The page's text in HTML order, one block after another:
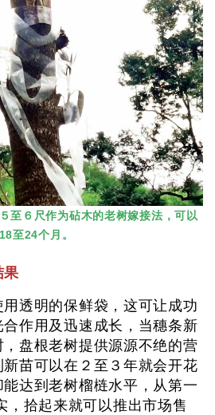
至６尺作为砧木的老树嫁接法，可以
至24个月。
果
透明的保鲜袋，这可让成功
作用及迅速成长，当穗条新
盘根老树提供源源不绝的营
苗可以在２至３年就会开花
达到老树榴梿水平，从第一
，拾起来就可以推出市场售